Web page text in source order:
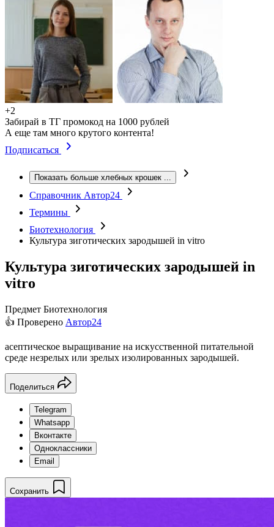
+2
Забирай в ТГ промокод на 1000 рублей
А еще там много крутого контента!
Подписаться
Показать больше хлебных крошек ...
Справочник Автор24
Термины
Биотехнология
Культура зиготических зародышей in vitro
Культура зиготических зародышей in
vitro
Предмет Биотехнология
👍 Проверено Автор24
асептическое выращивание на искусственной питательной
среде незрелых или зрелых изолированных зародышей.
Поделиться
Telegram
Whatsapp
Вконтакте
Одноклассники
Email
Сохранить